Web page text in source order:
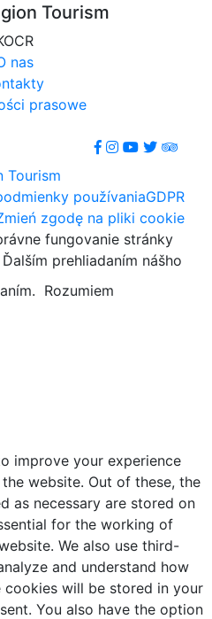
Tourism
nas
prasowe
Tourism
používaniaGDPR
zgodę na pliki cookie
fungovanie stránky
prehliadaním nášho
Rozumiem
improve your experience
website. Out of these, the
as necessary are stored on
for the working of
We also use third-
and understand how
cookies will be stored in your
You also have the option